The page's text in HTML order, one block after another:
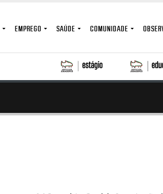
EMPREGO SAÚDE COMUNIDADE